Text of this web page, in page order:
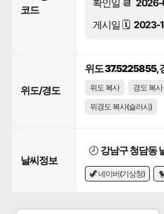
코드
확인일 📆 2026-
게시일 🗓️ 2023-
위도/경도
위도 37.5225855,
위도 복사 경도 복사
위경도 복사(슬러시)
날씨정보
🕗 강남구 청담동
🦖 네이버(기상청)